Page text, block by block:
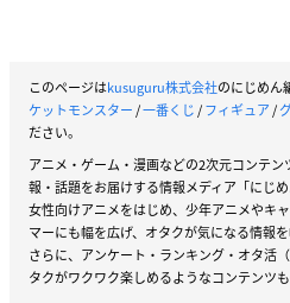
このページはkusuguru株式会社のにじめん
ケットモンスター/一番くじ/フィギュア/
ださい。
アニメ・ゲーム・漫画などの2次元コンテ
報・話題をお届けする情報メディア「にじめ
女性向けアニメをはじめ、少年アニメやキ
マーにも幅を広げ、オタクが気になる情報
さらに、アンケート・ランキング・オタ活
タクがワクワク楽しめるようなコンテンツも